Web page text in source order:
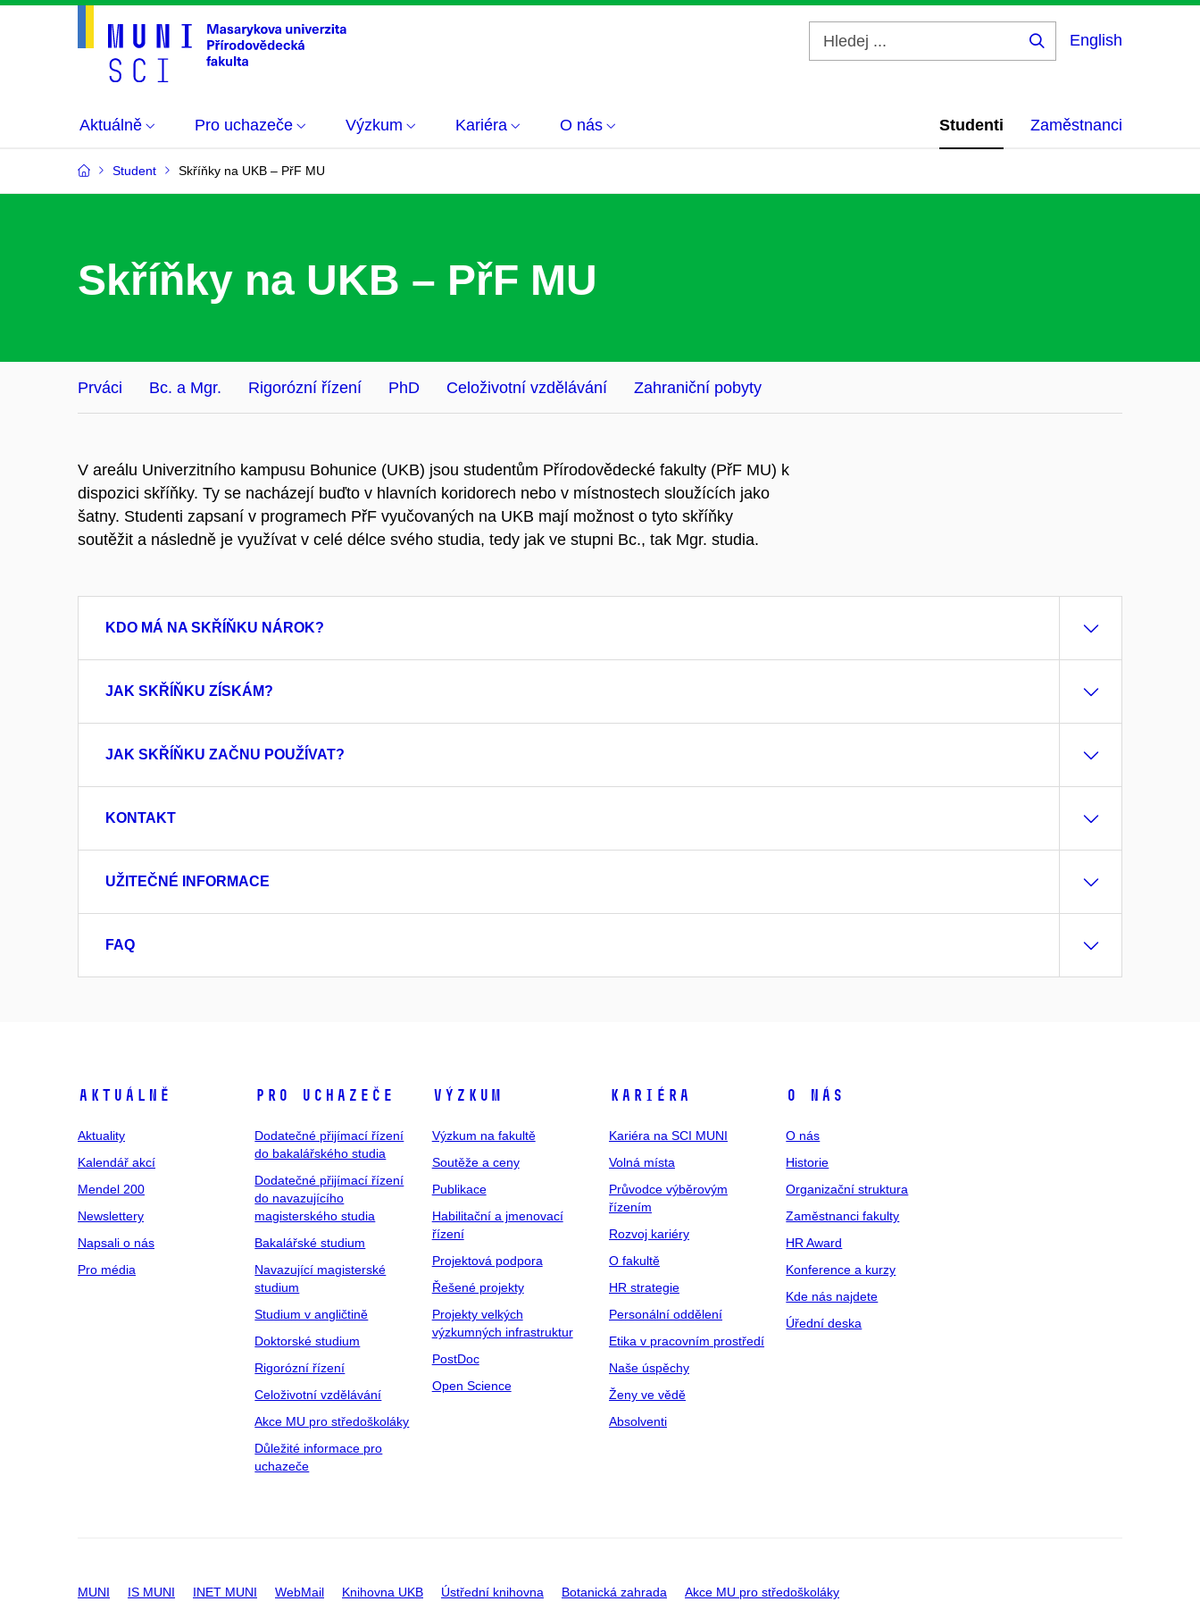
English
Aktuálně Pro uchazeče Výzkum Kariéra O nás Studenti Zaměstnanci
Student Skříňky na UKB – PřF MU
Skříňky na UKB – PřF MU
Prváci Bc. a Mgr. Rigorózní řízení PhD Celoživotní vzdělávání Zahraniční pobyty
V areálu Univerzitního kampusu Bohunice (UKB) jsou studentům Přírodovědecké fakulty (PřF MU) k
dispozici skříňky. Ty se nacházejí buďto v hlavních koridorech nebo v místnostech sloužících jako
šatny. Studenti zapsaní v programech PřF vyučovaných na UKB mají možnost o tyto skříňky
soutěžit a následně je využívat v celé délce svého studia, tedy jak ve stupni Bc., tak Mgr. studia.
KDO MÁ NA SKŘÍŇKU NÁROK?
JAK SKŘÍŇKU ZÍSKÁM?
JAK SKŘÍŇKU ZAČNU POUŽÍVAT?
KONTAKT
UŽITEČNÉ INFORMACE
FAQ
Aktuálně
Aktuality
Kalendář akcí
Mendel 200
Newslettery
Napsali o nás
Pro média
Pro uchazeče
Dodatečné přijímací řízení
do bakalářského studia
Dodatečné přijímací řízení
do navazujícího
magisterského studia
Bakalářské studium
Navazující magisterské
studium
Studium v angličtině
Doktorské studium
Rigorózní řízení
Celoživotní vzdělávání
Akce MU pro středoškoláky
Důležité informace pro
uchazeče
Výzkum
Výzkum na fakultě
Soutěže a ceny
Publikace
Habilitační a jmenovací
řízení
Projektová podpora
Řešené projekty
Projekty velkých
výzkumných infrastruktur
PostDoc
Open Science
Kariéra
Kariéra na SCI MUNI
Volná místa
Průvodce výběrovým
řízením
Rozvoj kariéry
O fakultě
HR strategie
Personální oddělení
Etika v pracovním prostředí
Naše úspěchy
Ženy ve vědě
Absolventi
O nás
O nás
Historie
Organizační struktura
Zaměstnanci fakulty
HR Award
Konference a kurzy
Kde nás najdete
Úřední deska
MUNI IS MUNI INET MUNI WebMail Knihovna UKB Ústřední knihovna Botanická zahrada Akce MU pro středoškoláky